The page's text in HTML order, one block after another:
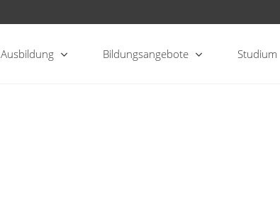
Ausbildung Bildungsangebote Studium